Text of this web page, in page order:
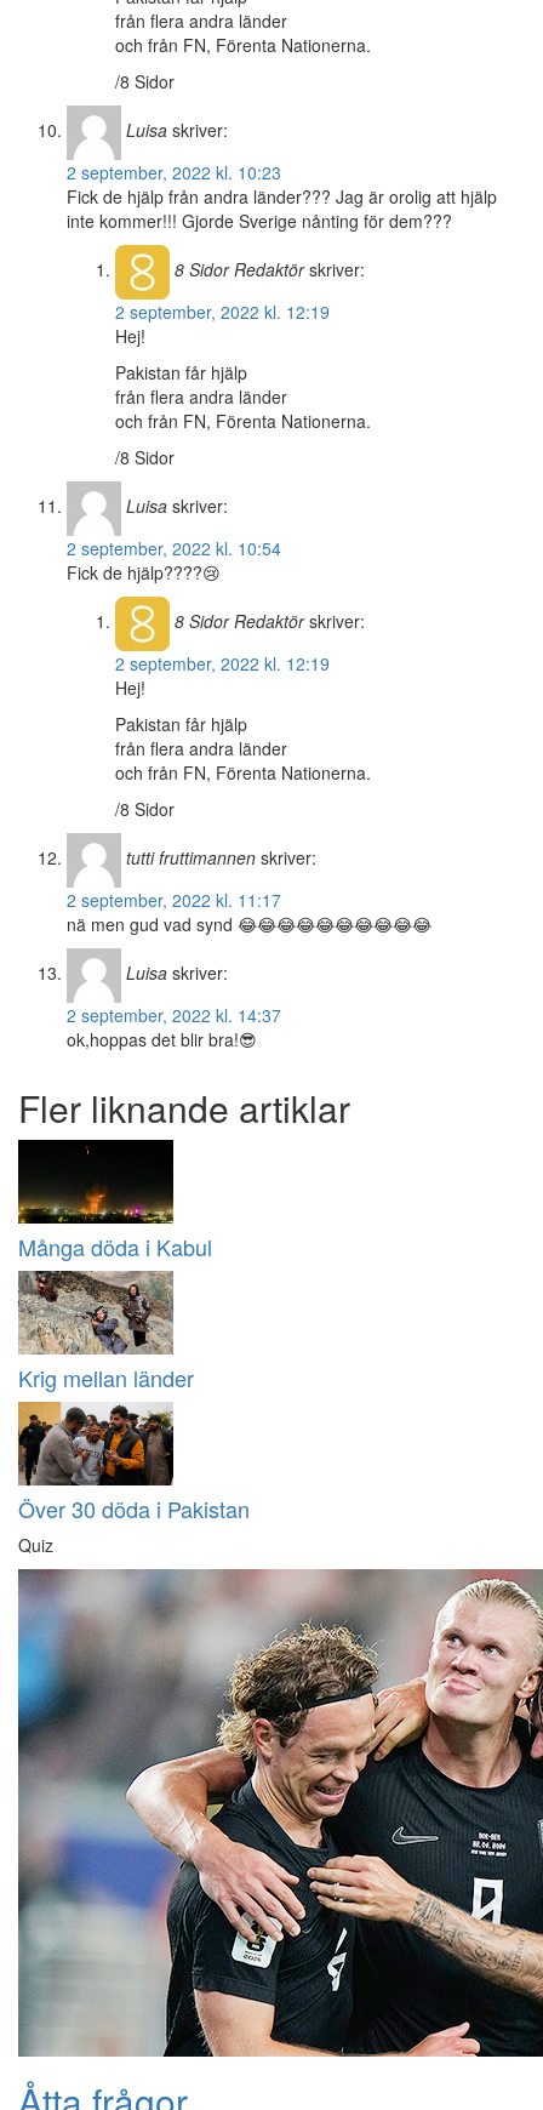
från flera andra länder
och från FN, Förenta Nationerna.
/8 Sidor
Luisa skriver:
2 september, 2022 kl. 10:23
Fick de hjälp från andra länder??? Jag är orolig att hjälp
inte kommer!!! Gjorde Sverige nånting för dem???
8 SidorRedaktör skriver:
2 september, 2022 kl. 12:19
Hej!
Pakistan får hjälp
från flera andra länder
och från FN, Förenta Nationerna.
/8 Sidor
Luisa skriver:
2 september, 2022 kl. 10:54
Fick de hjälp????😢
8 SidorRedaktör skriver:
2 september, 2022 kl. 12:19
Hej!
Pakistan får hjälp
från flera andra länder
och från FN, Förenta Nationerna.
/8 Sidor
tutti fruttimannen skriver:
2 september, 2022 kl. 11:17
nä men gud vad synd 😂😂😂😂😂😂😂😂😂😂
Luisa skriver:
2 september, 2022 kl. 14:37
ok,hoppas det blir bra!😎
Fler liknande artiklar
Många döda i Kabul
Krig mellan länder
Över 30 döda i Pakistan
Quiz